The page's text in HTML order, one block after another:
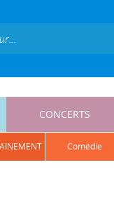
CONCERTS
comédie